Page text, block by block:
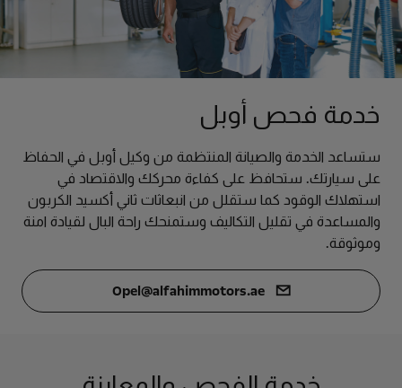
خدمة فحص أوبل
ستساعد الخدمة والصيانة المنتظمة من وكيل أوبل في الحفاظ
على سيارتك. ستحافظ على كفاءة محركك والاقتصاد في
استهلاك الوقود كما ستقلل من انبعاثات ثاني أكسيد الكربون
والمساعدة في تقليل التكاليف وستمنحك راحة البال لقيادة امنة
وموثوقة.